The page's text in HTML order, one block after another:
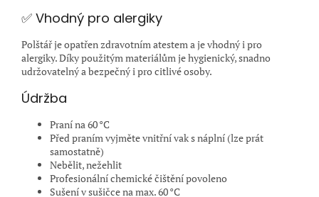
✅ Vhodný pro alergiky
Polštář je opatřen zdravotním atestem a je vhodný i pro
alergiky. Díky použitým materiálům je hygienický, snadno
udržovatelný a bezpečný i pro citlivé osoby.
Údržba
Praní na 60 °C
Před praním vyjměte vnitřní vak s náplní (lze prát
samostatně)
Nebělit, nežehlit
Profesionální chemické čištění povoleno
Sušení v sušičce na max. 60 °C